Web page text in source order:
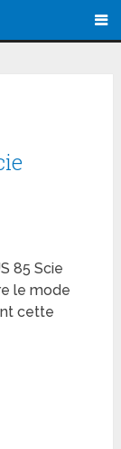
85 Scie
le mode
cette